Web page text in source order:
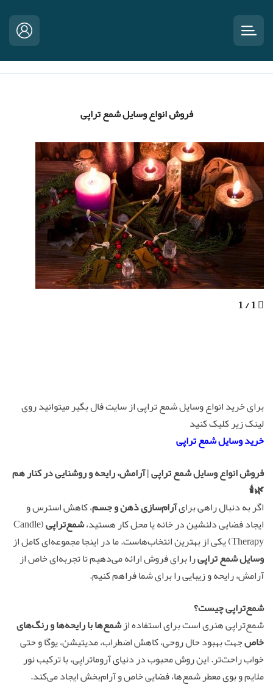
فروش انواع وسایل شمع تراپی
برای خرید انواع وسایل شمع تراپی از سایت فال بگیر میتوانید روی
لینک زیر کلیک کنید
خرید وسایل شمع تراپی
فروش انواع وسایل شمع تراپی | آرامش، رایحه و روشنایی در کنار هم
🌿🕯️
اگر به دنبال راهی برایآرام‌سازی ذهن و جسم، کاهش استرس و
ایجاد فضایی دلنشین در خانه یا محل کار هستید،شمع‌تراپی (Candle
Therapy) یکی از بهترین انتخاب‌هاست. ما در اینجا مجموعه‌ای کامل از
وسایل شمع تراپیرا برای فروش ارائه می‌دهیم تا تجربه‌ای خاص از
آرامش، رایحه و زیبایی را برای شما فراهم کنیم.
شمع‌تراپی چیست؟
شمع‌تراپی هنری است برای استفاده ازشمع‌ها با رایحه‌ها و رنگ‌های
خاصجهت بهبود حال روحی، کاهش اضطراب، مدیتیشن، یوگا و حتی
خواب راحت‌تر. این روش محبوب در دنیای آروما‌تراپی، با ترکیب نور
ملایم و بوی معطر شمع‌ها، فضایی خاص و آرام‌بخش ایجاد می‌کند.